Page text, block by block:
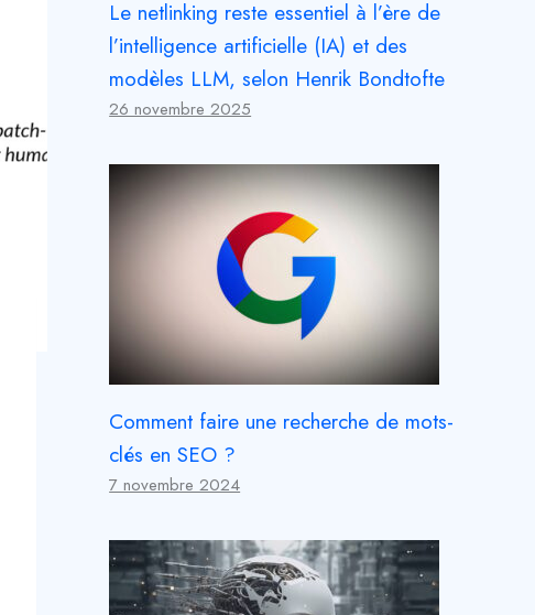
Le netlinking reste essentiel à l’ère de
l’intelligence artificielle (IA) et des
modèles LLM, selon Henrik Bondtofte
26 novembre 2025
Comment faire une recherche de mots-
clés en SEO ?
7 novembre 2024